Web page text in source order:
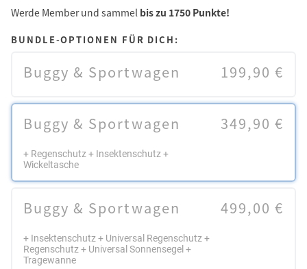
Werde Member und sammel bis zu 1750 Punkte!
BUNDLE-OPTIONEN FÜR DICH:
Buggy & Sportwagen 199,90 €
Buggy & Sportwagen
+ Regenschutz + Insektenschutz +
Wickeltasche
349,90 €
Buggy & Sportwagen
+ Insektenschutz + Universal Regenschutz +
Regenschutz + Universal Sonnensegel +
Tragewanne
499,00 €